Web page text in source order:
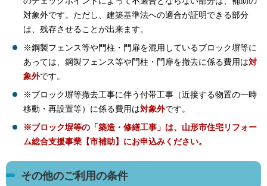
対象外です。ただし、建築基準法への適合が証明できる部分
は、残存させることが出来ます。
※鋼製フェンス等や門柱・門扉を混用しているブロック塀等に
あっては、鋼製フェンス等や門柱・門扉を撤去に係る費用は対
象外です。
※ブロック塀等撤去工事に伴う付帯工事（近接する物置の一時
移動・再設置等）に係る費用は対象外です。
※ブロック塀等の「築造・修繕工事」は、山形市住宅リフォー
ム総合支援事業【市補助】にお申込みください。
その他のご利用の条件